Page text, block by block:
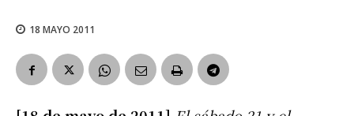
18 MAYO 2011